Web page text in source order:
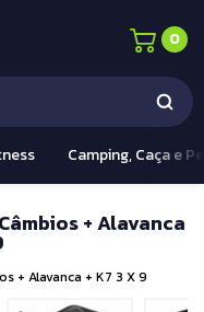
0
Camping, Caça e
+ Alavanca